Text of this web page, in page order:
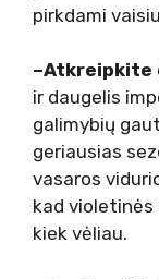
pirkdami
–Atkreipkite
ir daugelis
galimybių
geriausias
vasaros
kad violetinės
kiek vėliau.